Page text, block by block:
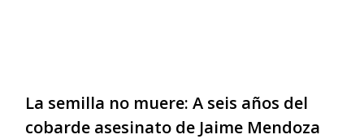
La semilla no muere: A seis años del
cobarde asesinato de Jaime Mendoza